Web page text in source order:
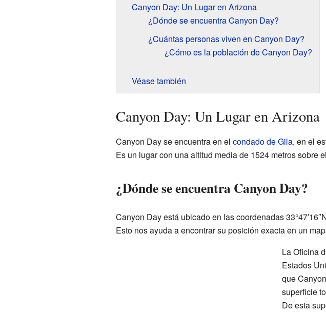
Canyon Day: Un Lugar en Arizona
¿Dónde se encuentra Canyon Day?
¿Cuántas personas viven en Canyon Day?
¿Cómo es la población de Canyon Day?
Véase también
Canyon Day: Un Lugar en Arizona
Canyon Day se encuentra en el condado de Gila, en el
Es un lugar con una altitud media de 1524 metros sobre
¿Dónde se encuentra Canyon Day?
Canyon Day está ubicado en las coordenadas
Esto nos ayuda a encontrar su posición exacta en un
La Oficina
Estados
que
superficie
De esta